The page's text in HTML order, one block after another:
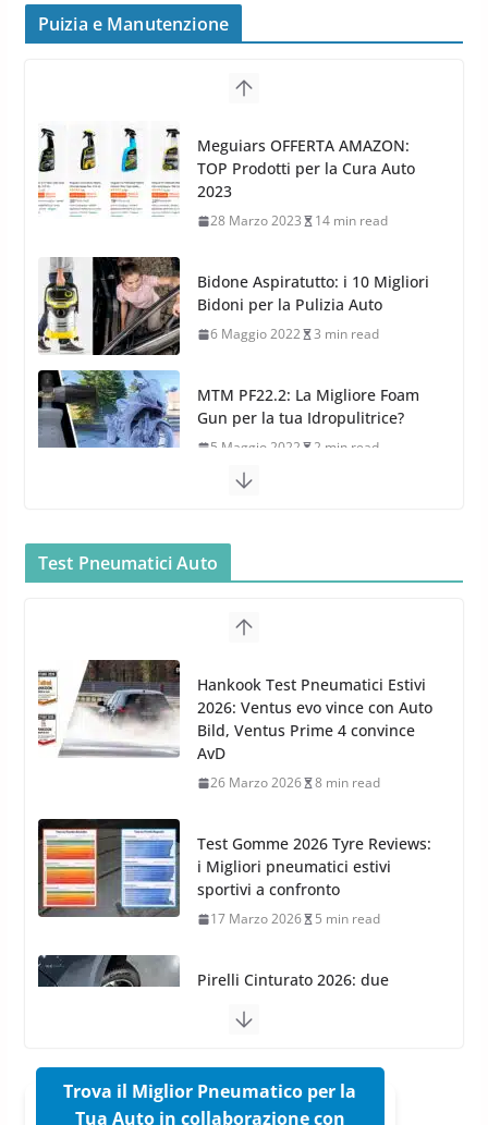
8 Aprile 2026 7 min read
l’acquisizione di Reedijk
3 Dicembre 2024 3 min read
Puizia e Manutenzione
Meguiars OFFERTA AMAZON:
TOP Prodotti per la Cura Auto
2023
28 Marzo 2023 14 min read
Bidone Aspiratutto: i 10 Migliori
Bidoni per la Pulizia Auto
6 Maggio 2022 3 min read
MTM PF22.2: La Migliore Foam
Gun per la tua Idropulitrice?
5 Maggio 2022 2 min read
Car Care
26 Marzo 2025 2 min read
Azoto
26 Marzo 2025 2 min read
Test Pneumatici Auto
Hankook Test Pneumatici Estivi
2026: Ventus evo vince con Auto
Bild, Ventus Prime 4 convince
AvD
26 Marzo 2026 8 min read
Test Gomme 2026 Tyre Reviews:
i Migliori pneumatici estivi
sportivi a confronto
17 Marzo 2026 5 min read
Pirelli Cinturato 2026: due
confermano il salto tecnico del
Trova il Miglior Pneumatico per la
Tua Auto in collaborazione con